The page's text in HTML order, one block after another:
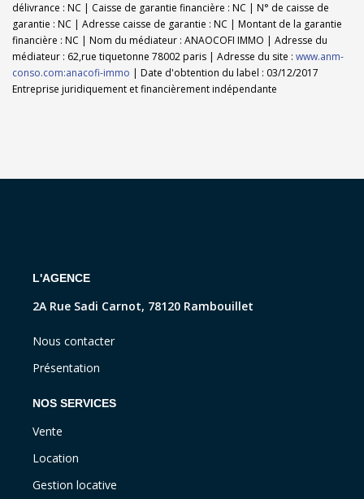
délivrance : NC | Caisse de garantie financière : NC | N° de caisse de
garantie : NC | Adresse caisse de garantie : NC | Montant de la garantie
financière : NC | Nom du médiateur : ANAOCOFI IMMO | Adresse du
médiateur : 62,rue tiquetonne 78002 paris | Adresse du site : www.anm-
conso.com:anacofi-immo | Date d'obtention du label : 03/12/2017
Entreprise juridiquement et financièrement indépendante
L'AGENCE
2A Rue Sadi Carnot, 78120 Rambouillet
Nous contacter
Présentation
NOS SERVICES
Vente
Location
Gestion locative